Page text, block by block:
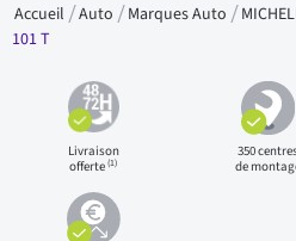
Accueil Auto Marques Auto
101 T
Livraison
offerte(1)
350
de